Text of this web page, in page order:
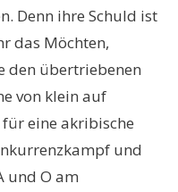
Denn ihre Schuld ist
das Möchten,
den übertriebenen
von klein auf
eine akribische
und
und O am